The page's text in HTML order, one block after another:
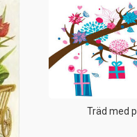
Träd med